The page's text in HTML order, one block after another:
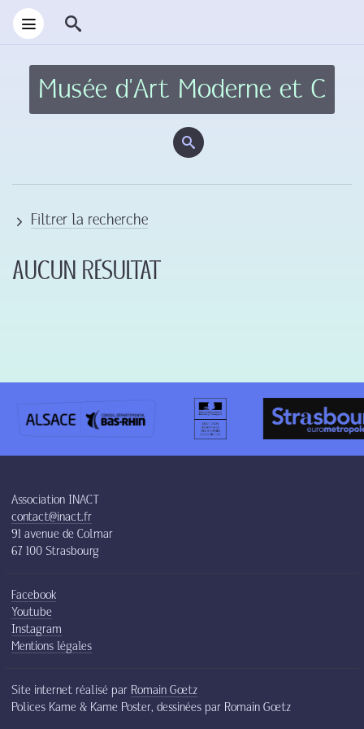
Filtrer la recherche
Aucun résultat
Association INACT
contact@inact.fr
91 avenue de Colmar
67 100 Strasbourg
Facebook
Youtube
Instagram
Mentions légales
Site internet réalisé par Romain Gœtz
Polices Kame & Kame Poster, dessinées par Romain Gœtz